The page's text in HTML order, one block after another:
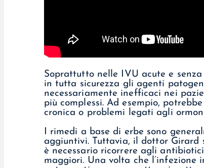
Soprattutto nelle IVU acute e senza
in tutta sicurezza gli agenti
necessariamente inefficaci nei
più complessi. Ad esempio,
cronica o problemi legati agli
I rimedi a base di erbe sono
aggiuntivi. Tuttavia, il dottor Girard
è necessario ricorrere agli
maggiori. Una volta che l’infezione